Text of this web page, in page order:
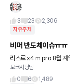
해드리겠습니다!
3 23 2,306
자유주제
비머 반도체이슈ㅠㅠ
리스로 x4 m pro 8월 계
히 날짜도 안나오고 옵션도 어떻게될지 모른
네요.. 다른차를 또 대기
모크사당님
0
6 1,489